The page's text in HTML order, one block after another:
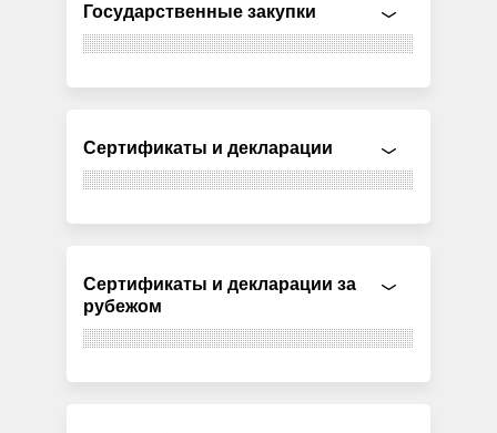
Государственные закупки
Сертификаты и декларации
Сертификаты и декларации за
рубежом